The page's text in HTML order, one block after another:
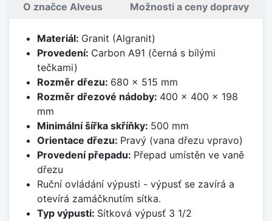
O značce Alveus Možnosti a ceny dopravy
Materiál: Granit (Algranit)
Provedení: Carbon A91 (černá s bílými
tečkami)
Rozměr dřezu: 680 x 515 mm
Rozměr dřezové nádoby: 400 x 400 x 198
mm
Minimální šířka skříňky: 500 mm
Orientace dřezu: Pravý (vana dřezu vpravo)
Provedení přepadu: Přepad umístěn ve vaně
dřezu
Ruční ovládání výpusti - výpusť se zavírá a
otevírá zamáčknutím sítka.
Typ výpusti: Sítková výpusť 3 1/2